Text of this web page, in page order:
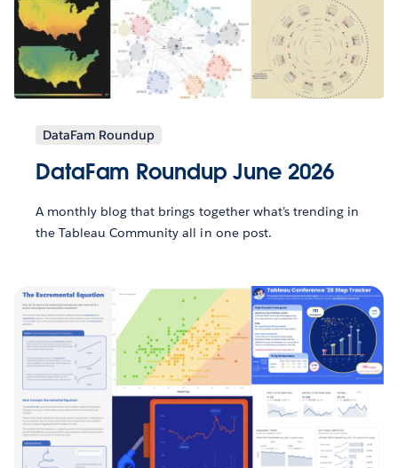
DataFam Roundup
DataFam Roundup June 2026
A monthly blog that brings together what’s trending in
the Tableau Community all in one post.